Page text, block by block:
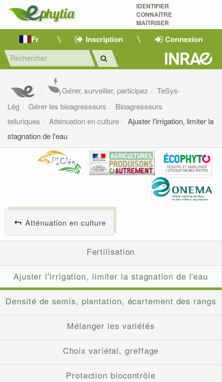
IDENTIFIER
CONNAÎTRE
MAÎTRISER
Fr Inscription Connexion
Gérer, surveiller, participez
TeSys-
Lég
Gérer les bioagresseurs
Bioagresseurs
telluriques
Atténuation en culture
Ajuster l'irrigation, limiter la
stagnation de l'eau
Atténuation en culture
Fertilisation
Ajuster l'irrigation, limiter la stagnation de l'eau
Densité de semis, plantation, écartement des rangs
Mélanger les variétés
Choix variétal, greffage
Protection biocontrôle